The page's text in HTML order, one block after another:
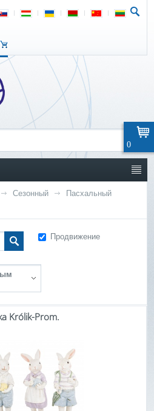
Сезонный
Пасхальный
Продвижение
Królik-Prom.
0